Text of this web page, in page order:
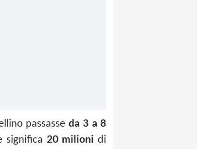
passasse da 3 a 8
significa 20 milioni di